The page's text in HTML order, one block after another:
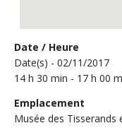
Date / Heure
Date(s) - 02/11/2017
14 h 30 min - 17 h 00
Emplacement
Musée des Tisserands